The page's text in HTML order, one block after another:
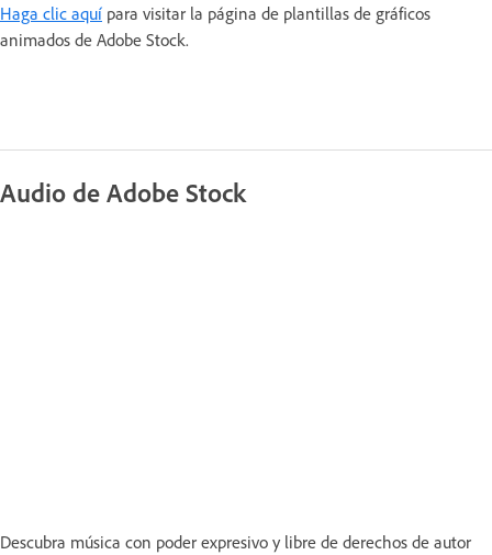
Haga clic aquí para visitar la página de plantillas de gráficos
animados de Adobe Stock.
Audio de Adobe Stock
Descubra música con poder expresivo y libre de derechos de autor